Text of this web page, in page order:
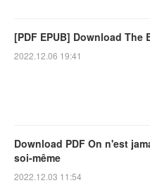
[PDF EPUB] Download
2022.12.06 19:41
Download PDF On n'est
soi-même
2022.12.03 11:54